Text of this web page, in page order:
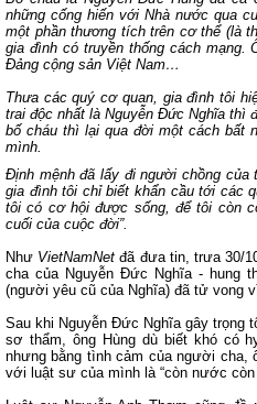
những cống hiến với Nhà nước qua
một phần thương tích trên cơ thể (là
gia đình có truyền thống cách mạng.
Đảng cộng sản Việt Nam…
Thưa các quý cơ quan, gia đình tôi
trai độc nhất là Nguyễn Đức Nghĩa thì
bố cháu thì lại qua đời một cách bất
mình.
Định mệnh đã lấy đi người chồng
gia đình tôi chỉ biết khẩn cầu tới các
tôi có cơ hội được sống, để tôi còn
cuối của cuộc đời”.
Như VietNamNet đã đưa tin, trưa 30/
cha của Nguyễn Đức Nghĩa - hung
(người yêu cũ của Nghĩa) đã tử vong
Sau khi Nguyễn Đức Nghĩa gây trọng
sơ thẩm, ông Hùng dù biết khó có
nhưng bằng tình cảm của người cha,
với luật sư của mình là “còn nước còn